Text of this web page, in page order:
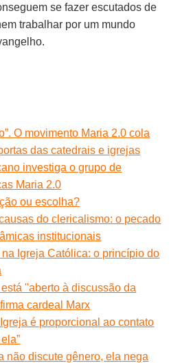
se fazer escutados de
trabalhar por um mundo
O movimento Maria 2.0 cola
das catedrais e igrejas
investiga o grupo de
Maria 2.0
ou escolha?
do clericalismo: o pecado
institucionais
Igreja Católica: o princípio do
''aberto à discussão da
cardeal Marx
é proporcional ao contato
não discute gênero, ela nega